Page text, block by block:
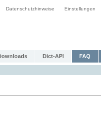
Datenschutzhinweise Einstellungen
Dict-API FAQ